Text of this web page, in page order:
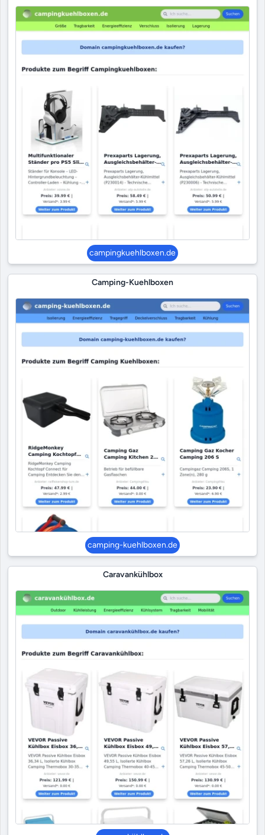
campingkuehlboxen.de
Camping-Kuehlboxen
camping-kuehlboxen.de
Caravankühlbox